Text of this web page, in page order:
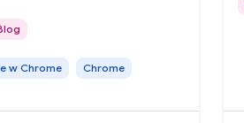
w Chrome Chrome